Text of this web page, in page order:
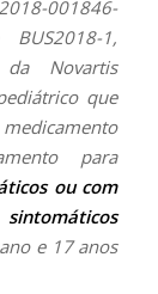
001846-
1,
Novartis
que
para
ou com
e 17 anos